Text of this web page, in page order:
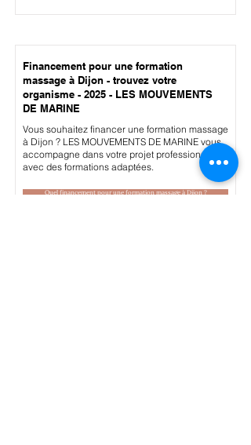
Financement pour une formation
massage à Dijon - trouvez votre
organisme - 2025 - LES MOUVEMENTS
DE MARINE
Vous souhaitez financer une formation massage
à Dijon ? LES MOUVEMENTS DE MARINE vous
accompagne dans votre projet professionnel
avec des formations adaptées.
Quel financement pour une formation massage à Dijon ?